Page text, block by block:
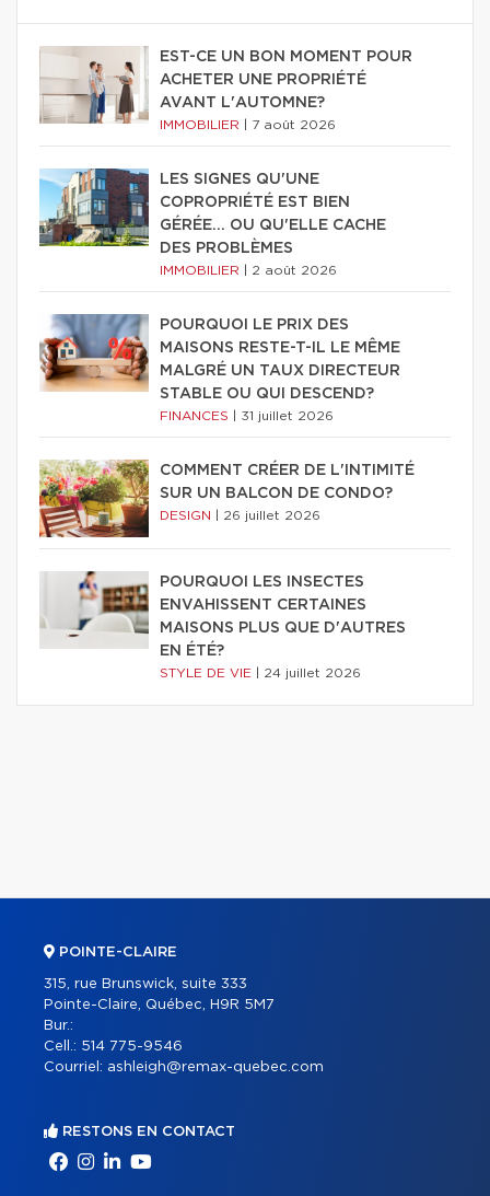
EST-CE UN BON MOMENT POUR
ACHETER UNE PROPRIÉTÉ
AVANT L'AUTOMNE?
IMMOBILIER 7 août 2026
LES SIGNES QU'UNE
COPROPRIÉTÉ EST BIEN
GÉRÉE… OU QU'ELLE CACHE
DES PROBLÈMES
IMMOBILIER 2 août 2026
POURQUOI LE PRIX DES
MAISONS RESTE-T-IL LE MÊME
MALGRÉ UN TAUX DIRECTEUR
STABLE OU QUI DESCEND?
FINANCES 31 juillet 2026
COMMENT CRÉER DE L'INTIMITÉ
SUR UN BALCON DE CONDO?
DESIGN 26 juillet 2026
POURQUOI LES INSECTES
ENVAHISSENT CERTAINES
MAISONS PLUS QUE D'AUTRES
EN ÉTÉ?
STYLE DE VIE 24 juillet 2026
POINTE-CLAIRE
315, rue Brunswick, suite 333
Pointe-Claire, Québec, H9R 5M7
Bur.:
Cell.: 514 775-9546
Courriel: ashleigh@remax-quebec.com
RESTONS EN CONTACT